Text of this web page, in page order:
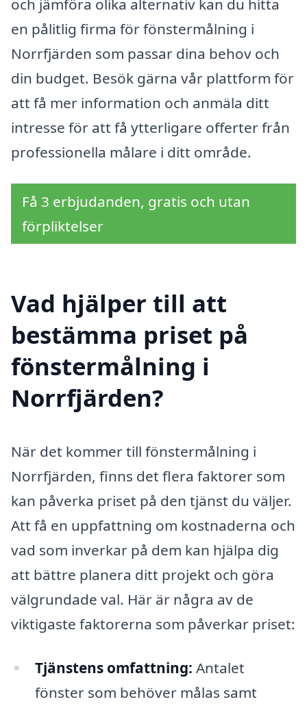
och jämföra olika alternativ kan du hitta
en pålitlig firma för fönstermålning i
Norrfjärden som passar dina behov och
din budget. Besök gärna vår plattform för
att få mer information och anmäla ditt
intresse för att få ytterligare offerter från
professionella målare i ditt område.
Få 3 erbjudanden, gratis och utan
förpliktelser
Vad hjälper till att
bestämma priset på
fönstermålning i
Norrfjärden?
När det kommer till fönstermålning i
Norrfjärden, finns det flera faktorer som
kan påverka priset på den tjänst du väljer.
Att få en uppfattning om kostnaderna och
vad som inverkar på dem kan hjälpa dig
att bättre planera ditt projekt och göra
välgrundade val. Här är några av de
viktigaste faktorerna som påverkar priset:
Tjänstens omfattning: Antalet
fönster som behöver målas samt